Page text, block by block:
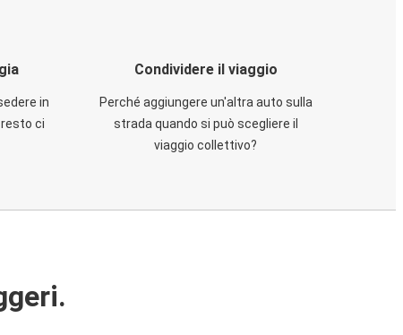
in
ci
Condividere il viaggio
Perché aggiungere un'altra auto sulla
strada quando si può scegliere il
viaggio collettivo?